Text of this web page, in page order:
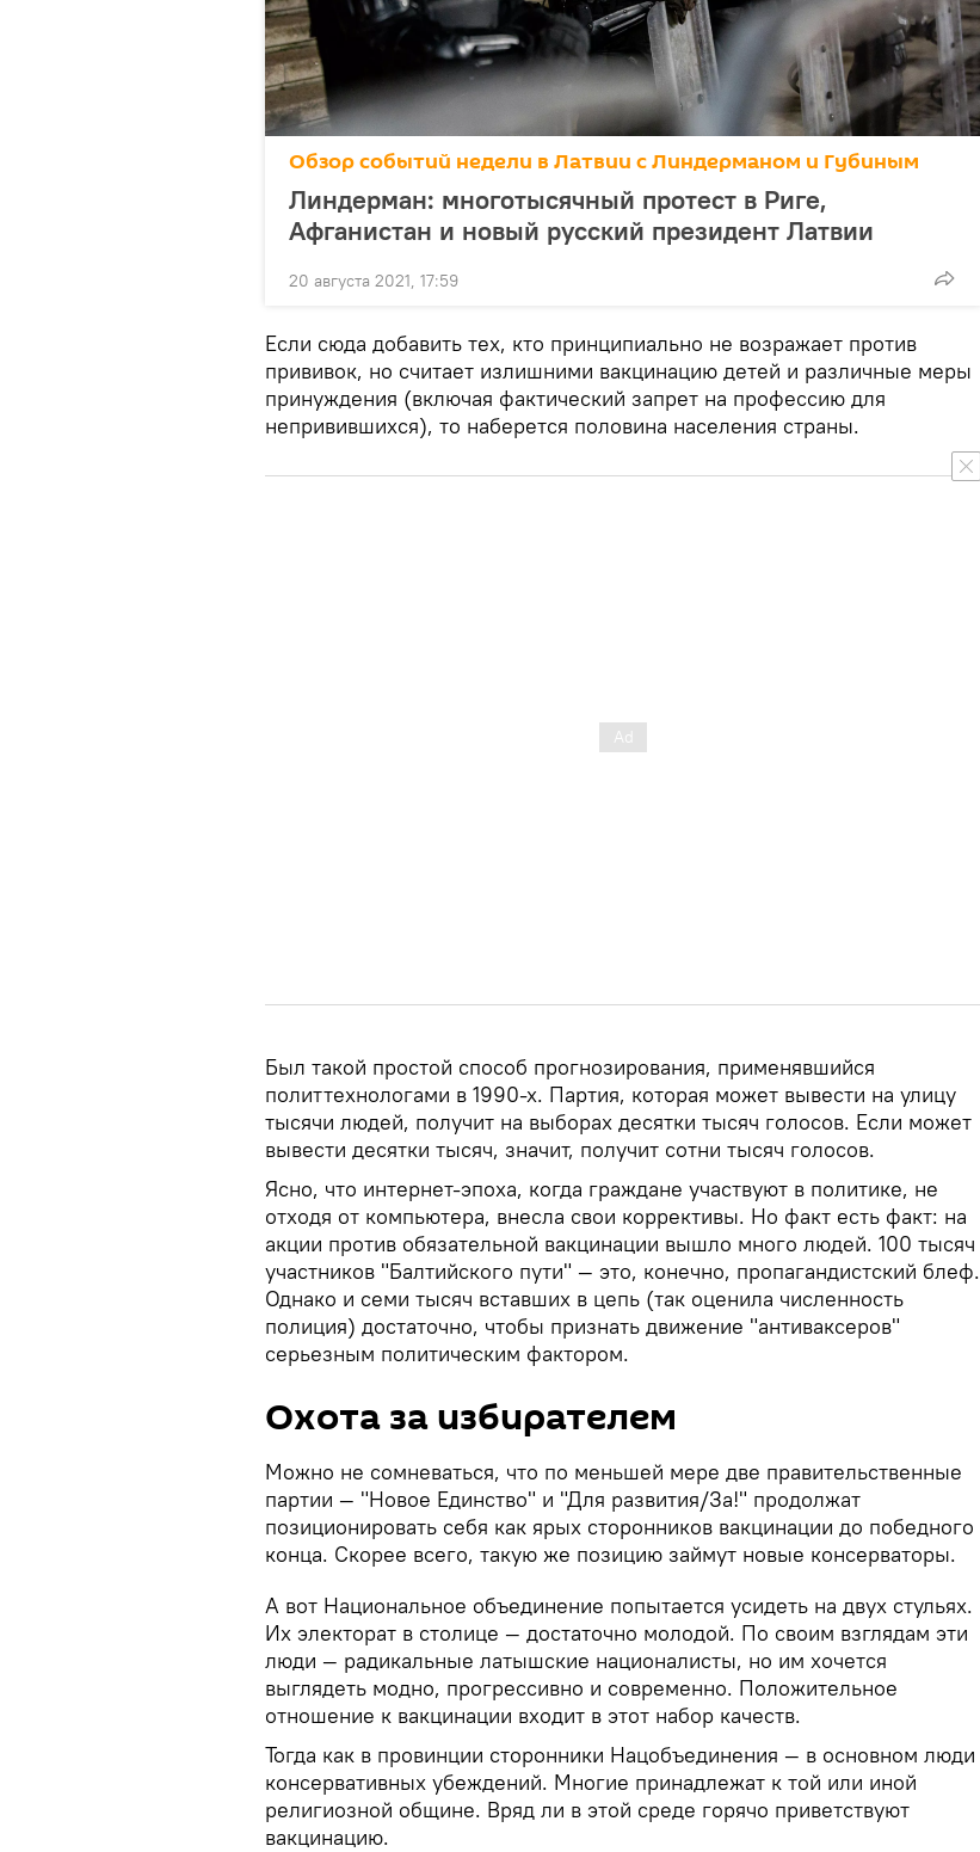
Обзор событий недели в Латвии с Линдерманом и Губиным
Линдерман: многотысячный протест в Риге,
Афганистан и новый русский президент Латвии
20 августа 2021, 17:59
Если сюда добавить тех, кто принципиально не возражает против
прививок, но считает излишними вакцинацию детей и различные меры
принуждения (включая фактический запрет на профессию для
непривившихся), то наберется половина населения страны.
Был такой простой способ прогнозирования, применявшийся
политтехнологами в 1990-х. Партия, которая может вывести на улицу
тысячи людей, получит на выборах десятки тысяч голосов. Если может
вывести десятки тысяч, значит, получит сотни тысяч голосов.
Ясно, что интернет-эпоха, когда граждане участвуют в политике, не
отходя от компьютера, внесла свои коррективы. Но факт есть факт: на
акции против обязательной вакцинации вышло много людей. 100 тысяч
участников "Балтийского пути" — это, конечно, пропагандистский блеф.
Однако и семи тысяч вставших в цепь (так оценила численность
полиция) достаточно, чтобы признать движение "антиваксеров"
серьезным политическим фактором.
Охота за избирателем
Можно не сомневаться, что по меньшей мере две правительственные
партии — "Новое Единство" и "Для развития/За!" продолжат
позиционировать себя как ярых сторонников вакцинации до победного
конца. Скорее всего, такую же позицию займут новые консерваторы.
А вот Национальное объединение попытается усидеть на двух стульях.
Их электорат в столице — достаточно молодой. По своим взглядам эти
люди — радикальные латышские националисты, но им хочется
выглядеть модно, прогрессивно и современно. Положительное
отношение к вакцинации входит в этот набор качеств.
Тогда как в провинции сторонники Нацобъединения — в основном люди
консервативных убеждений. Многие принадлежат к той или иной
религиозной общине. Вряд ли в этой среде горячо приветствуют
вакцинацию.